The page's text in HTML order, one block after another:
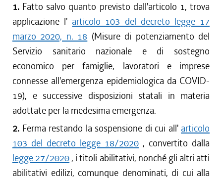
1. Fatto salvo quanto previsto dall'articolo 1, trova
applicazione l' articolo 103 del decreto legge 17
marzo 2020, n. 18 (Misure di potenziamento del
Servizio sanitario nazionale e di sostegno
economico per famiglie, lavoratori e imprese
connesse all'emergenza epidemiologica da COVID-
19), e successive disposizioni statali in materia
adottate per la medesima emergenza.
2. Ferma restando la sospensione di cui all' articolo
103 del decreto legge 18/2020 , convertito dalla
legge 27/2020, i titoli abilitativi, nonché gli altri atti
abilitativi edilizi, comunque denominati, di cui alla